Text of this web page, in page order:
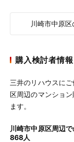
川崎市中原
購入検討者情報
三井のリハウスに
区周辺のマンショ
ます。
川崎市中原区周辺
868人